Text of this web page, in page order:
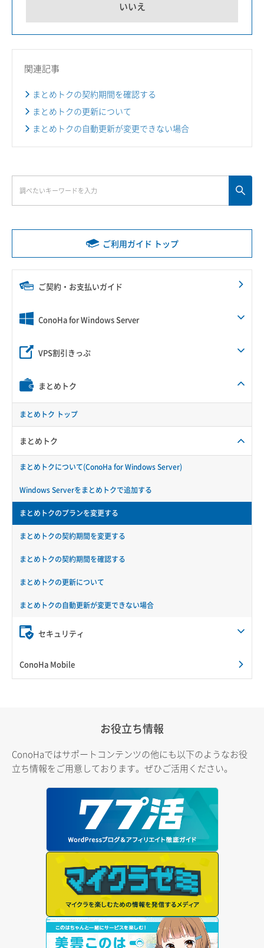
ご利用ガイド トップ
ご契約・お支払いガイド
ConoHa for Windows Server
VPS割引きっぷ
まとめトク
まとめトク トップ
まとめトク
まとめトクについて(ConoHa for Windows Server)
Windows Serverをまとめトクで追加する
まとめトクのプランを変更する
まとめトクの契約期間を変更する
まとめトクの契約期間を確認する
まとめトクの更新について
まとめトクの自動更新が変更できない場合
セキュリティ
ConoHa Mobile
いいえ
関連記事
まとめトクの契約期間を確認する
まとめトクの更新について
まとめトクの自動更新が変更できない場合
お役立ち情報
ConoHaではサポートコンテンツの他にも以下のようなお役
立ち情報をご用意しております。ぜひご活用ください。